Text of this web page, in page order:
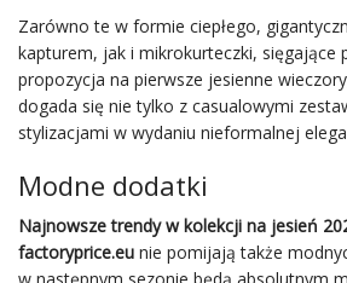
Zarówno te w formie ciepłego,
kapturem, jak i mikrokurteczki, sięgające
propozycja na pierwsze jesienne
dogada się nie tylko z casualowymi
stylizacjami w wydaniu nieformalnej
Modne dodatki
Najnowsze trendy w kolekcji na jesień
factoryprice.eu nie pomijają także